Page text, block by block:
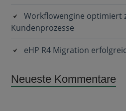
Workflowengine optimiert
Kundenprozesse
eHP R4 Migration
Neueste Kommentare